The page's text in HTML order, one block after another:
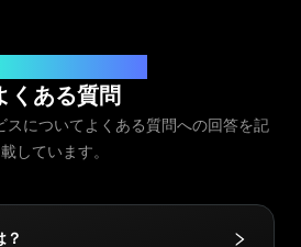
#3066123689299189
#3066123689299189
#3066123689299189
#3066123689299189
#3066123689299189
#3066123689299189
#3066123689299189
#3066123689299189
#3066123689299189
#3066123689299189
#3066123689299189
#3408395499395160
#3408395499395160
#3408395499395160
#3408395499395160
#3408395499395160
#3408395499395160
#3408395499395160
#3408395499395160
#3408395499395160
#3408395499395160
くある質問
についてよくある質問への回答を記
載しています。